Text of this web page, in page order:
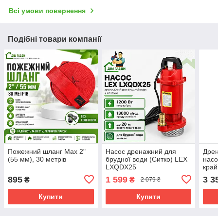
Всі умови повернення
Подібні товари компанії
Пожежний шланг Max 2"
(55 мм), 30 метрів
895 ₴
Купити
Насос дренажний для
брудної води (Ситко) LEX
LXQDX25
1 599₴ 2 079 ₴
Купити
3